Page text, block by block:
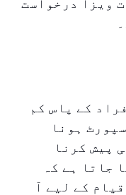
ویزا درخواست
کے پاس کم
ہونا
پیش کرنا
جاتا ہے کہ
کے لیے آ